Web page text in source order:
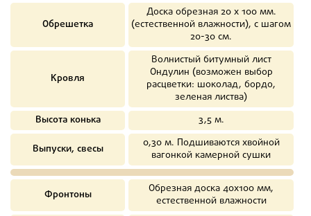
Обрешетка
Доска обрезная 20 х 100 мм.
(естественной влажности), с шагом
20-30 см.
Кровля
Волнистый битумный лист
Ондулин (возможен выбор
расцветки: шоколад, бордо,
зеленая листва)
Высота конька
3,5 м.
Выпуски, свесы
0,30 м. Подшиваются хвойной
вагонкой камерной сушки
Фронтоны
Обрезная доска 40х100 мм,
естественной влажности